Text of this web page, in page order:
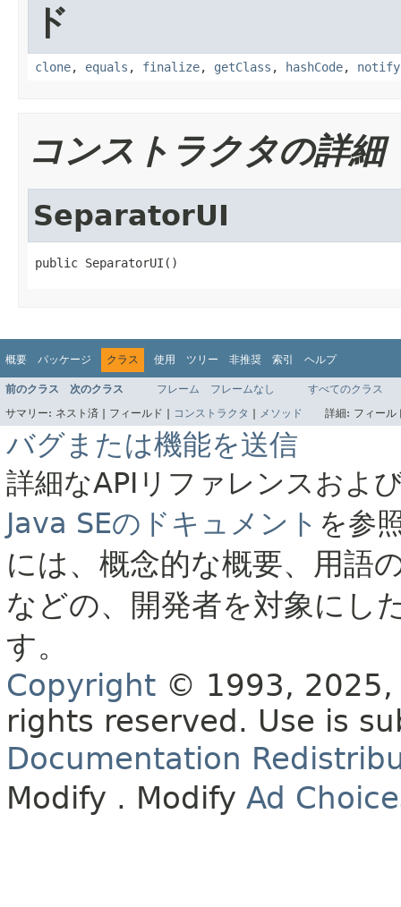
ド
clone, equals , finalize, getClass , hashCode, notify
コンストラクタの詳細
SeparatorUI
public SeparatorUI()
概要 パッケージ クラス 使用 ツリー 非推奨 索引 ヘルプ
前のクラス 次のクラス フレーム フレームなし
すべてのクラス
サマリー: ネスト済 | フィールド | コンストラクタ メソッド 詳細: フィー
バグまたは機能を送信
詳細なAPIリファレンスおよ
Java SEのドキュメント を参
には、概念的な概要、用語
などの、開発者を対象にし
す。
Copyright © 1993,
rights reserved. Use is
Documentation
Modify . Modify Ad